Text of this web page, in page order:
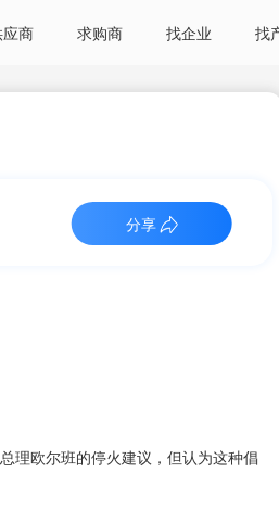
商 求购商 找企业 找
分享
理欧尔班的停火建议，但认为这种倡